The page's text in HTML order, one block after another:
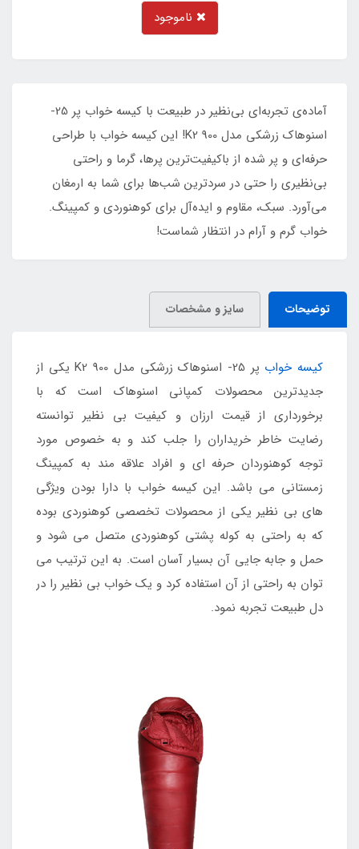
ناموجود
آماده‌ی تجربه‌ای بی‌نظیر در طبیعت با کیسه خواب پر 25-
اسنوهاک زرشکی مدل K2 900! این کیسه خواب با طراحی
حرفه‌ای و پر شده از باکیفیت‌ترین پرها، گرما و راحتی
بی‌نظیری را حتی در سردترین شب‌ها برای شما به ارمغان
می‌آورد. سبک، مقاوم و ایده‌آل برای کوهنوردی و کمپینگ.
خواب گرم و آرام در انتظار شماست!
توضیحات سایز و مشخصات
کیسه خواب
پر 25- اسنوهاک زرشکی مدل K2 900 یکی از
جدیدترین محصولات کمپانی اسنوهاک است که با
برخورداری از قیمت ارزان و کیفیت بی نظیر توانسته
رضایت خاطر خریداران را جلب کند و به خصوص مورد
توجه کوهنوردان حرفه ای و افراد علاقه مند به کمپینگ
زمستانی می باشد. این کیسه خواب با دارا بودن ویژگی
های بی نظیر یکی از محصولات تخصصی کوهنوردی بوده
که به راحتی به کوله پشتی کوهنوردی متصل می شود و
حمل و جابه جایی آن بسیار آسان است. به این ترتیب می
توان به راحتی از آن استفاده کرد و یک خواب بی نظیر را در
دل طبیعت تجربه نمود.